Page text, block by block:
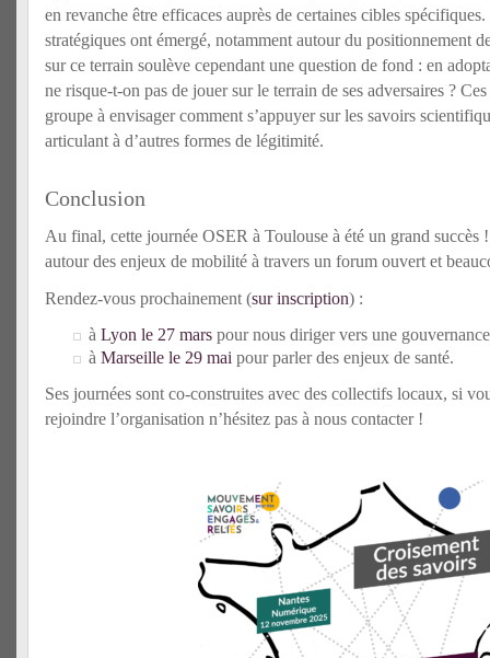
en revanche être efficaces auprès de certaines cibles
stratégiques ont émergé, notamment autour du positionnement
sur ce terrain soulève cependant une question de fond : en
ne risque-t-on pas de jouer sur le terrain de ses adversaires ?
groupe à envisager comment s’appuyer sur les savoirs
articulant à d’autres formes de légitimité.
Conclusion
Au final, cette journée OSER à Toulouse à été un grand succès
autour des enjeux de mobilité à travers un forum ouvert et
Rendez-vous prochainement (sur inscription) :
à Lyon le 27 mars pour nous diriger vers une
à Marseille le 29 mai pour parler des enjeux de santé.
Ses journées sont co-construites avec des collectifs locaux, si
rejoindre l’organisation n’hésitez pas à nous contacter !